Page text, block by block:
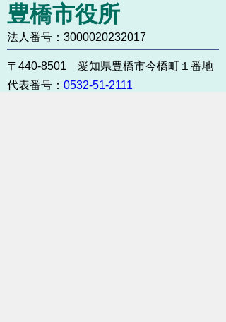
豊橋市役所
法人番号：3000020232017
〒440-8501 愛知県豊橋市今橋町１番地
代表番号： 0532-51-2111